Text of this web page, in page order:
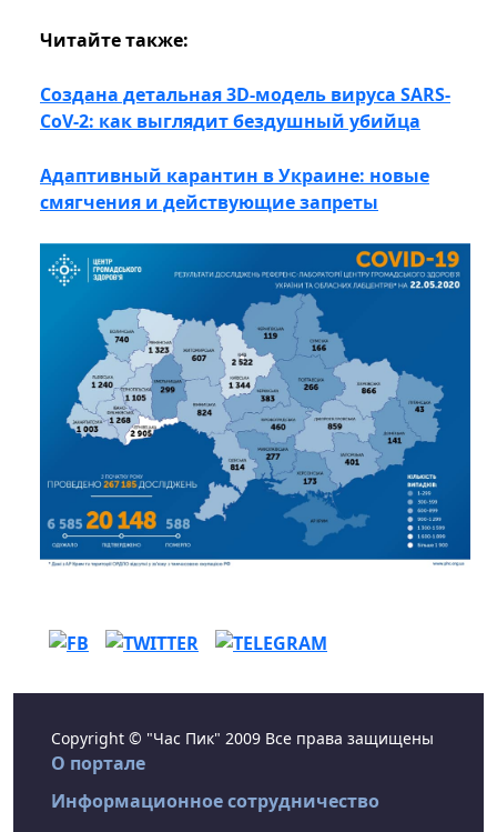
Читайте также:
Создана детальная 3D-модель вируса SARS-
CoV-2: как выглядит бездушный убийца
Адаптивный карантин в Украине: новые
смягчения и действующие запреты
Copyright © "Час Пик" 2009 Все права защищены
О портале
Информационное сотрудничество